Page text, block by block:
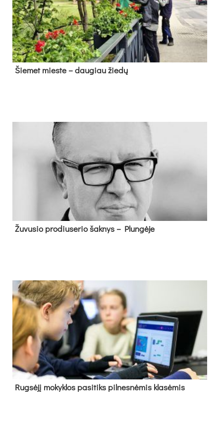
Šie­met mies­te – dau­giau žie­dų
Žu­vu­sio pro­diu­se­rio šak­nys – Plun­gė­je
Rug­sė­jį mo­kyk­los pa­si­tiks pil­nes­nė­mis kla­sė­mis